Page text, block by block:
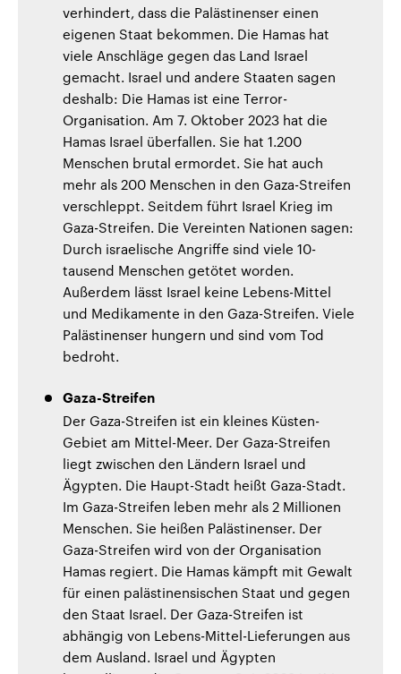
verhindert, dass die Palästinenser einen
eigenen Staat bekommen. Die Hamas hat
viele Anschläge gegen das Land Israel
gemacht. Israel und andere Staaten sagen
deshalb: Die Hamas ist eine Terror-
Organisation. Am 7. Oktober 2023 hat die
Hamas Israel überfallen. Sie hat 1.200
Menschen brutal ermordet. Sie hat auch
mehr als 200 Menschen in den Gaza-Streifen
verschleppt. Seitdem führt Israel Krieg im
Gaza-Streifen. Die Vereinten Nationen sagen:
Durch israelische Angriffe sind viele 10-
tausend Menschen getötet worden.
Außerdem lässt Israel keine Lebens-Mittel
und Medikamente in den Gaza-Streifen. Viele
Palästinenser hungern und sind vom Tod
bedroht.
Gaza-Streifen
Der Gaza-Streifen ist ein kleines Küsten-
Gebiet am Mittel-Meer. Der Gaza-Streifen
liegt zwischen den Ländern Israel und
Ägypten. Die Haupt-Stadt heißt Gaza-Stadt.
Im Gaza-Streifen leben mehr als 2 Millionen
Menschen. Sie heißen Palästinenser. Der
Gaza-Streifen wird von der Organisation
Hamas regiert. Die Hamas kämpft mit Gewalt
für einen palästinensischen Staat und gegen
den Staat Israel. Der Gaza-Streifen ist
abhängig von Lebens-Mittel-Lieferungen aus
dem Ausland. Israel und Ägypten